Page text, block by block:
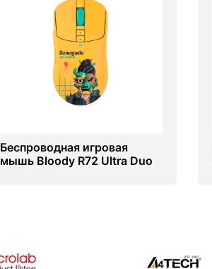
Беспроводная игровая
мышь Bloody R72 Ultra Duo